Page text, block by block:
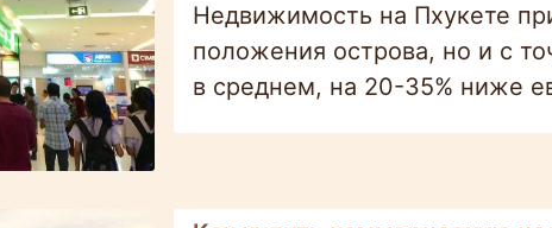
Недвижимость на Пхукете
положения острова, но и с
в среднем, на 20-35% ниже